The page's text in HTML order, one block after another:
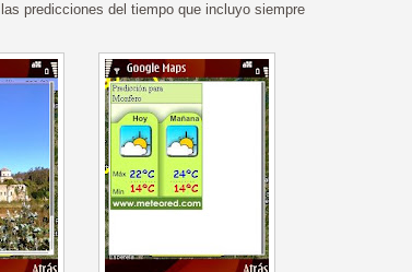
predicciones del tiempo que incluyo siempre